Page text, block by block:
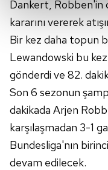
kalemimiz olduğunu
Her halükârda,
takdirde, kullanıcılara
gösterilmeyecektir."
Sizlere daha iyi bir
Sitemizde kendimize
kullanılmaktadır. Bu
verileriniz işlenmekte
toplumu hizmetlerinin
kullanılmaktadır.
Dankert, Robben'in
kararını vererek
Bir kez daha topun
Lewandowski bu
gönderdi ve 82.
Son 6 sezonun
dakikada Arjen
karşılaşmadan 3-1
Bundesliga'nın
devam edilecek.